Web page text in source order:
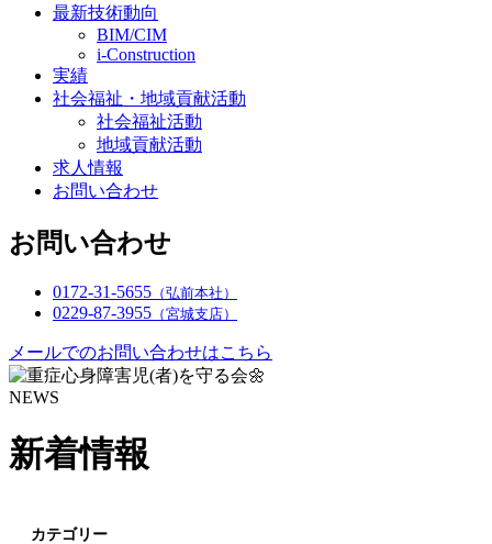
最新技術動向
BIM/CIM
i-Construction
実績
社会福祉・地域貢献活動
社会福祉活動
地域貢献活動
求人情報
お問い合わせ
お問い合わせ
0172-31-5655 （弘前本社）
0229-87-3955 （宮城支店）
メールでのお問い合わせはこちら
NEWS
新着情報
カテゴリー